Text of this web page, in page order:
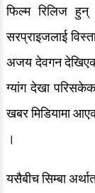
फिल्म रिलिज हुन्
सरप्राइजलाई
अजय देवगन
ग्यांग देखा
खबर मिडियामा
।
यसैबीच सिम्बा